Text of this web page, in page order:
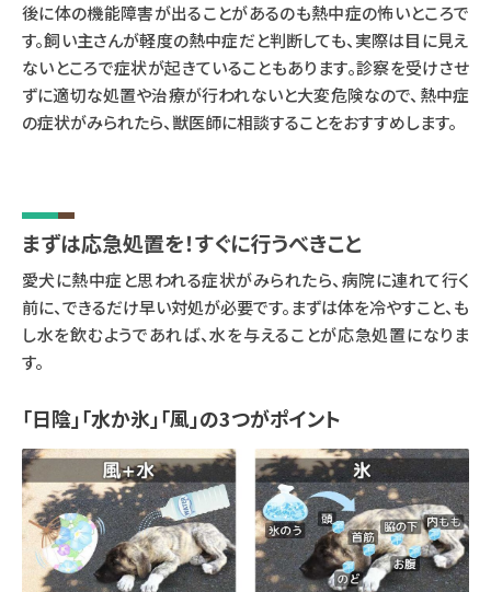
後に体の機能障害が出ることがあるのも熱中症の怖いところで
す。飼い主さんが軽度の熱中症だと判断しても、実際は目に見え
ないところで症状が起きていることもあります。診察を受けさせ
ずに適切な処置や治療が行われないと大変危険なので、熱中症
の症状がみられたら、獣医師に相談することをおすすめします。
まずは応急処置を！すぐに行うべきこと
愛犬に熱中症と思われる症状がみられたら、病院に連れて行く
前に、できるだけ早い対処が必要です。まずは体を冷やすこと、も
し水を飲むようであれば、水を与えることが応急処置になりま
す。
「日陰」「水か氷」「風」の3つがポイント